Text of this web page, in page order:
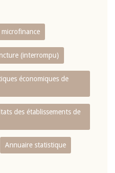
(interrompu)
économiques de
des établissements de
Annuaire statistique